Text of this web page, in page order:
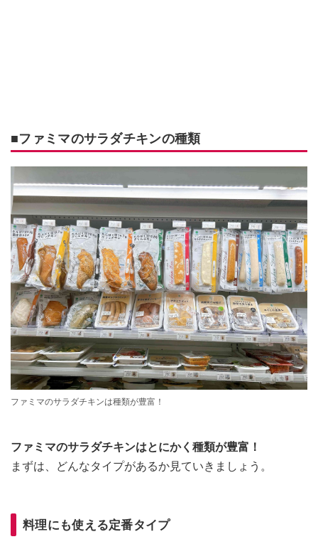
■ファミマのサラダチキンの種類
ファミマのサラダチキンは種類が豊富！
ファミマのサラダチキンはとにかく種類が豊富！
まずは、どんなタイプがあるか見ていきましょう。
料理にも使える定番タイプ